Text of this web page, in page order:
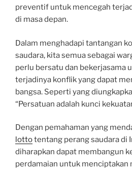
preventif untuk mencegah
di masa depan.
Dalam menghadapi tantangan
saudara, kita semua sebagai
perlu bersatu dan bekerjasama
terjadinya konflik yang dapat
bangsa. Seperti yang
“Persatuan adalah kunci
Dengan pemahaman yang
lottotentang perang saudara di
diharapkan dapat membangun
perdamaian untuk menciptakan